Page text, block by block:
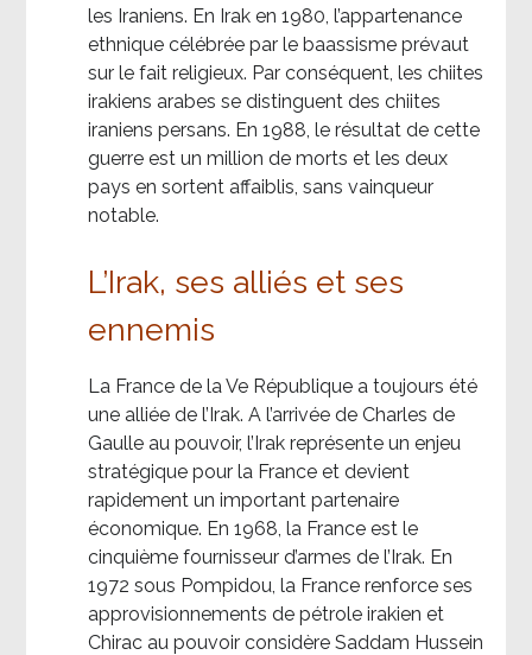
les Iraniens. En Irak en 1980, l’appartenance
ethnique célébrée par le baassisme prévaut
sur le fait religieux. Par conséquent, les chiites
irakiens arabes se distinguent des chiites
iraniens persans. En 1988, le résultat de cette
guerre est un million de morts et les deux
pays en sortent affaiblis, sans vainqueur
notable.
L’Irak, ses alliés et ses
ennemis
La France de la Ve République a toujours été
une alliée de l’Irak. A l’arrivée de Charles de
Gaulle au pouvoir, l’Irak représente un enjeu
stratégique pour la France et devient
rapidement un important partenaire
économique. En 1968, la France est le
cinquième fournisseur d’armes de l’Irak. En
1972 sous Pompidou, la France renforce ses
approvisionnements de pétrole irakien et
Chirac au pouvoir considère Saddam Hussein